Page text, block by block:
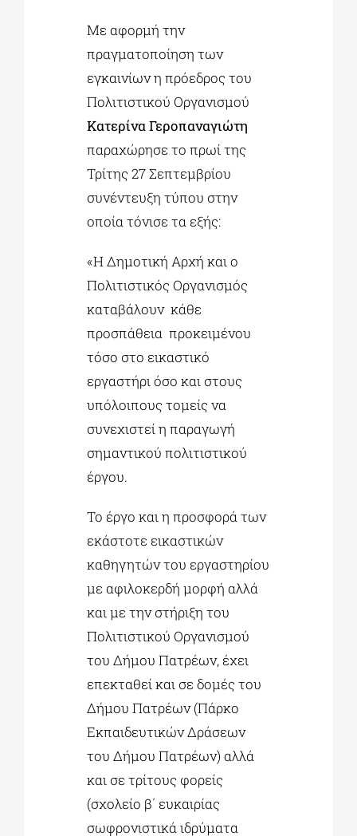
Με αφορμή την
πραγματοποίηση των
εγκαινίων η πρόεδρος του
Πολιτιστικού Οργανισμού
Κατερίνα Γεροπαναγιώτη
παραχώρησε το πρωί της
Τρίτης 27 Σεπτεμβρίου
συνέντευξη τύπου στην
οποία τόνισε τα εξής:
«Η Δημοτική Αρχή και ο
Πολιτιστικός Οργανισμός
καταβάλουν κάθε
προσπάθεια προκειμένου
τόσο στο εικαστικό
εργαστήρι όσο και στους
υπόλοιπους τομείς να
συνεχιστεί η παραγωγή
σημαντικού πολιτιστικού
έργου.
Το έργο και η προσφορά των
εκάστοτε εικαστικών
καθηγητών του εργαστηρίου
με αφιλοκερδή μορφή αλλά
και με την στήριξη του
Πολιτιστικού Οργανισμού
του Δήμου Πατρέων, έχει
επεκταθεί και σε δομές του
Δήμου Πατρέων (Πάρκο
Εκπαιδευτικών Δράσεων
του Δήμου Πατρέων) αλλά
και σε τρίτους φορείς
(σχολείο β΄ ευκαιρίας
σωφρονιστικά ιδρύματα